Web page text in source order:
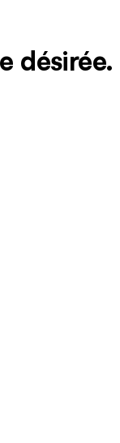
désirée.